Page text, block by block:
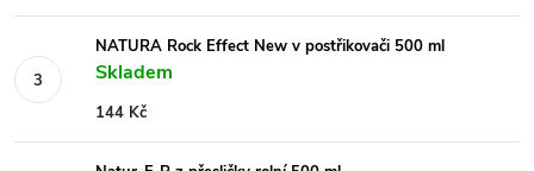
NATURA Rock Effect New v postřikovači 500 ml
Skladem
144 Kč